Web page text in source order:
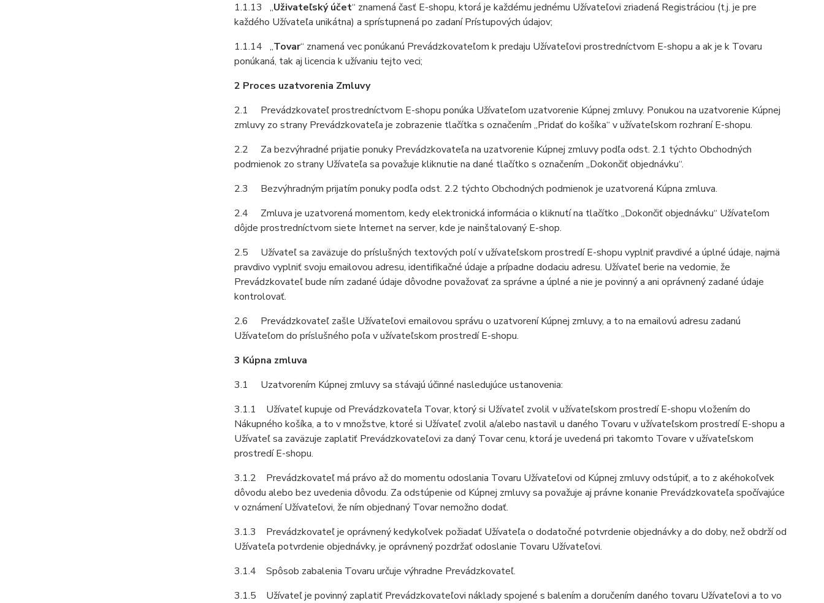
1.1.13 „Uživateľský účet“ znamená časť E-shopu, ktorá je každému jednému Užívateľovi zriadená Registráciou (t.j. je pre
každého Užívateľa unikátna) a sprístupnená po zadaní Prístupových údajov;
1.1.14 „Tovar“ znamená vec ponúkanú Prevádzkovateľom k predaju Užívateľovi prostredníctvom E-shopu a ak je k Tovaru
ponúkaná, tak aj licencia k užívaniu tejto veci;
2 Proces uzatvorenia Zmluvy
2.1 Prevádzkovateľ prostredníctvom E-shopu ponúka Užívateľom uzatvorenie Kúpnej zmluvy. Ponukou na uzatvorenie Kúpnej
zmluvy zo strany Prevádzkovateľa je zobrazenie tlačítka s označením „Pridať do košíka“ v užívateľskom rozhraní E-shopu.
2.2 Za bezvýhradné prijatie ponuky Prevádzkovateľa na uzatvorenie Kúpnej zmluvy podľa odst. 2.1 týchto Obchodných
podmienok zo strany Užívateľa sa považuje kliknutie na dané tlačítko s označením „Dokončiť objednávku“.
2.3 Bezvýhradným prijatím ponuky podľa odst. 2.2 týchto Obchodných podmienok je uzatvorená Kúpna zmluva.
2.4 Zmluva je uzatvorená momentom, kedy elektronická informácia o kliknutí na tlačítko „Dokončiť objednávku“ Užívateľom
dôjde prostredníctvom siete Internet na server, kde je nainštalovaný E-shop.
2.5 Užívateľ sa zaväzuje do príslušných textových polí v užívateľskom prostredí E-shopu vyplniť pravdivé a úplné údaje, najmä
pravdivo vyplniť svoju emailovou adresu, identifikačné údaje a prípadne dodaciu adresu. Užívateľ berie na vedomie, že
Prevádzkovateľ bude ním zadané údaje dôvodne považovať za správne a úplné a nie je povinný a ani oprávnený zadané údaje
kontrolovať.
2.6 Prevádzkovateľ zašle Užívateľovi emailovou správu o uzatvorení Kúpnej zmluvy, a to na emailovú adresu zadanú
Užívateľom do príslušného poľa v užívateľskom prostredí E-shopu.
3 Kúpna zmluva
3.1 Uzatvorením Kúpnej zmluvy sa stávajú účinné nasledujúce ustanovenia:
3.1.1 Užívateľ kupuje od Prevádzkovateľa Tovar, ktorý si Užívateľ zvolil v užívateľskom prostredí E-shopu vložením do
Nákupného košíka, a to v množstve, ktoré si Užívateľ zvolil a/alebo nastavil u daného Tovaru v užívateľskom prostredí E-shopu a
Užívateľ sa zaväzuje zaplatiť Prevádzkovateľovi za daný Tovar cenu, ktorá je uvedená pri takomto Tovare v užívateľskom
prostredí E-shopu.
3.1.2 Prevádzkovateľ má právo až do momentu odoslania Tovaru Užívateľovi od Kúpnej zmluvy odstúpiť, a to z akéhokoľvek
dôvodu alebo bez uvedenia dôvodu. Za odstúpenie od Kúpnej zmluvy sa považuje aj právne konanie Prevádzkovateľa spočívajúce
v oznámení Užívateľovi, že ním objednaný Tovar nemožno dodať.
3.1.3 Prevádzkovateľ je oprávnený kedykoľvek požiadať Užívateľa o dodatočné potvrdenie objednávky a do doby, než obdrží od
Užívateľa potvrdenie objednávky, je oprávnený pozdržať odoslanie Tovaru Užívateľovi.
3.1.4 Spôsob zabalenia Tovaru určuje výhradne Prevádzkovateľ.
3.1.5 Užívateľ je povinný zaplatiť Prevádzkovateľovi náklady spojené s balením a doručením daného tovaru Užívateľovi a to vo